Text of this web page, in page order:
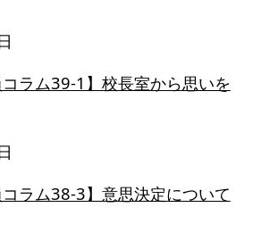
コラム39-1】校長室から思いを
コラム38-3】意思決定について